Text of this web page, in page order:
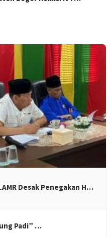
Desak Penegakan H…
Padi” …